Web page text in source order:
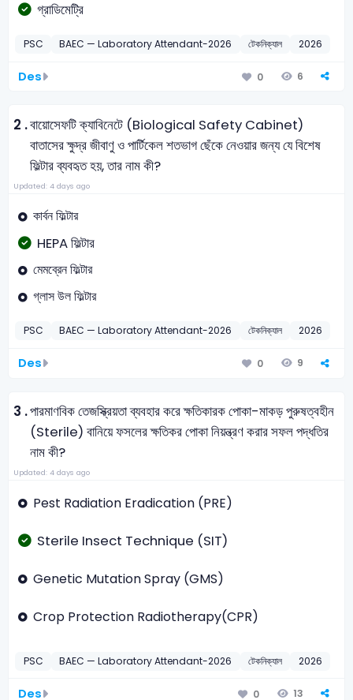
গ্রাডিমেট্রি
PSC BAEC — Laboratory Attendant-2026 টেকনিক্যাল 2026
Des 0 6
2 .বায়োসেফটি ক্যাবিনেটে (Biological Safety Cabinet)
বাতাসের ক্ষুদ্র জীবাণু ও পার্টিকেল শতভাগ ছেঁকে নেওয়ার জন্য যে বিশেষ
ফিল্টার ব্যবহৃত হয়, তার নাম কী?
Updated: 4 days ago
কার্বন ফিল্টার
HEPA ফিল্টার
মেমব্রেন ফিল্টার
গ্লাস উল ফিল্টার
PSC BAEC — Laboratory Attendant-2026 টেকনিক্যাল 2026
Des 0 9
3 .পারমাণবিক তেজস্ক্রিয়তা ব্যবহার করে ক্ষতিকারক পোকা-মাকড় পুরুষত্বহীন
(Sterile) বানিয়ে ফসলের ক্ষতিকর পোকা নিয়ন্ত্রণ করার সফল পদ্ধতির
নাম কী?
Updated: 4 days ago
Pest Radiation Eradication (PRE)
Sterile Insect Technique (SIT)
Genetic Mutation Spray (GMS)
Crop Protection Radiotherapy(CPR)
PSC BAEC — Laboratory Attendant-2026 টেকনিক্যাল 2026
Des 0 13